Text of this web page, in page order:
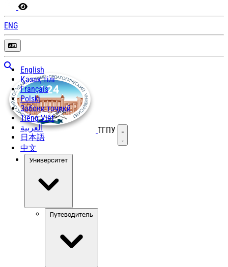
ENG
English
Қазақ тілі
Français
Polski
Забони тоҷикӣ
Tiếng Việt
العربية
日本語
中文
ТГПУ Открыть меню
Университет
Путеводитель